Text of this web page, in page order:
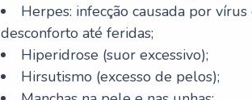
Herpes: infecção causada por
desconforto até feridas;
Hiperidrose (suor excessivo);
Hirsutismo (excesso de pelos);